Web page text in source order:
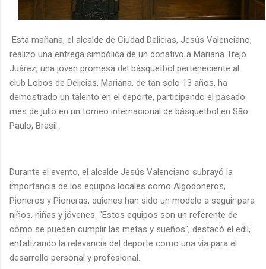
Esta mañana, el alcalde de Ciudad Delicias, Jesús Valenciano,
realizó una entrega simbólica de un donativo a Mariana Trejo
Juárez, una joven promesa del básquetbol perteneciente al
club Lobos de Delicias. Mariana, de tan solo 13 años, ha
demostrado un talento en el deporte, participando el pasado
mes de julio en un torneo internacional de básquetbol en São
Paulo, Brasil.
Durante el evento, el alcalde Jesús Valenciano subrayó la
importancia de los equipos locales como Algodoneros,
Pioneros y Pioneras, quienes han sido un modelo a seguir para
niños, niñas y jóvenes. "Estos equipos son un referente de
cómo se pueden cumplir las metas y sueños", destacó el edil,
enfatizando la relevancia del deporte como una vía para el
desarrollo personal y profesional.